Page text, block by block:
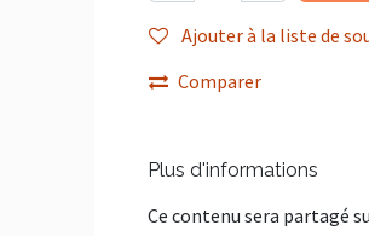
Ajouter à la liste de
Comparer
Plus d'informations
Ce contenu sera partagé